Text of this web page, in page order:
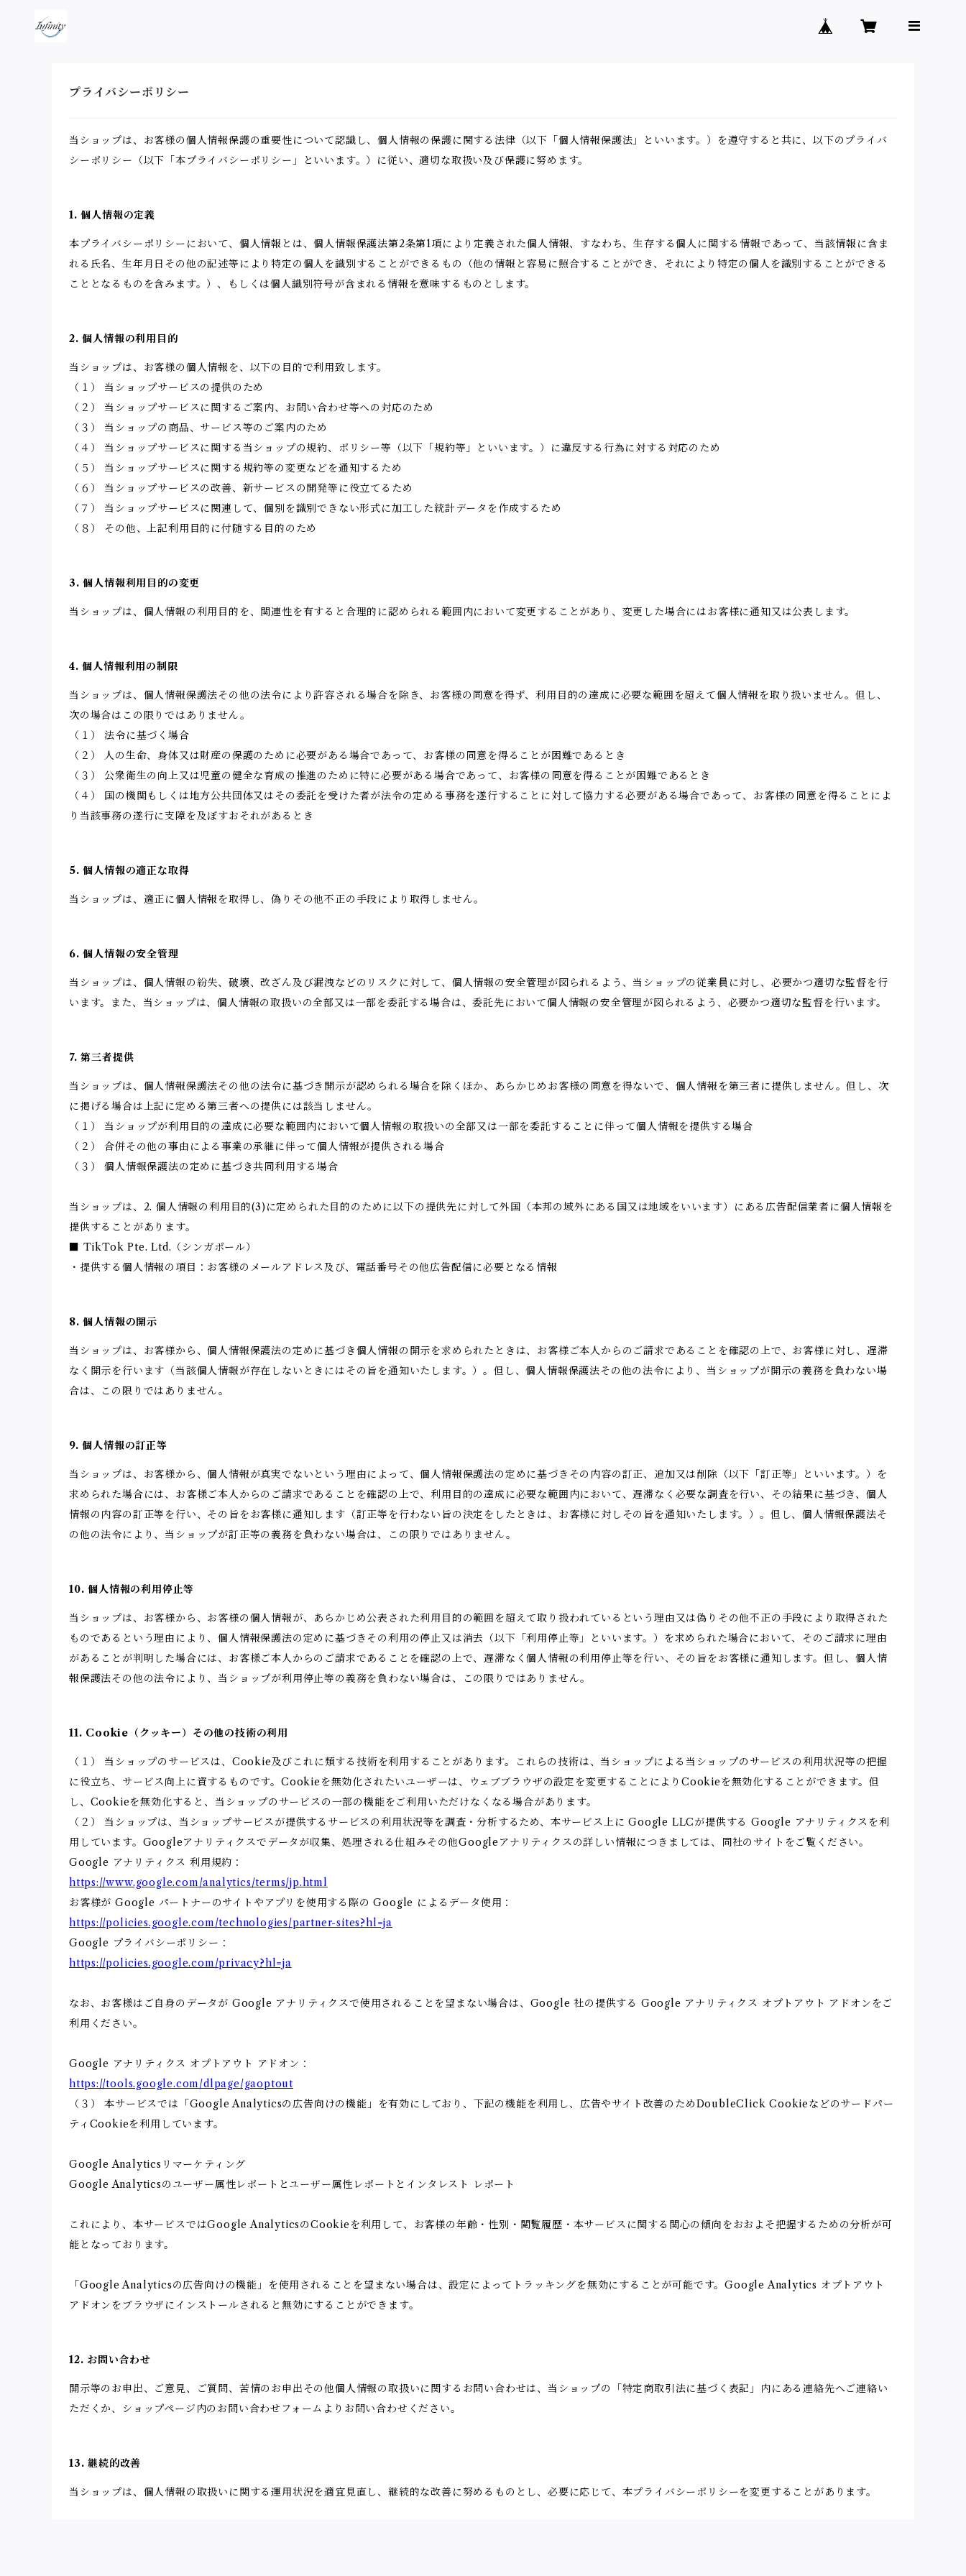
プライバシーポリシー
当ショップは、お客様の個人情報保護の重要性について認識し、個人情報の保護に関する法律（以下「個人情報保護法」といいます。）を遵守すると共に、以下のプライバ
シーポリシー（以下「本プライバシーポリシー」といいます。）に従い、適切な取扱い及び保護に努めます。
1. 個人情報の定義
本プライバシーポリシーにおいて、個人情報とは、個人情報保護法第2条第1項により定義された個人情報、すなわち、生存する個人に関する情報であって、当該情報に含ま
れる氏名、生年月日その他の記述等により特定の個人を識別することができるもの（他の情報と容易に照合することができ、それにより特定の個人を識別することができる
こととなるものを含みます。）、もしくは個人識別符号が含まれる情報を意味するものとします。
2. 個人情報の利用目的
当ショップは、お客様の個人情報を、以下の目的で利用致します。
（１） 当ショップサービスの提供のため
（２） 当ショップサービスに関するご案内、お問い合わせ等への対応のため
（３） 当ショップの商品、サービス等のご案内のため
（４） 当ショップサービスに関する当ショップの規約、ポリシー等（以下「規約等」といいます。）に違反する行為に対する対応のため
（５） 当ショップサービスに関する規約等の変更などを通知するため
（６） 当ショップサービスの改善、新サービスの開発等に役立てるため
（７） 当ショップサービスに関連して、個別を識別できない形式に加工した統計データを作成するため
（８） その他、上記利用目的に付随する目的のため
3. 個人情報利用目的の変更
当ショップは、個人情報の利用目的を、関連性を有すると合理的に認められる範囲内において変更することがあり、変更した場合にはお客様に通知又は公表します。
4. 個人情報利用の制限
当ショップは、個人情報保護法その他の法令により許容される場合を除き、お客様の同意を得ず、利用目的の達成に必要な範囲を超えて個人情報を取り扱いません。但し、
次の場合はこの限りではありません。
（１） 法令に基づく場合
（２） 人の生命、身体又は財産の保護のために必要がある場合であって、お客様の同意を得ることが困難であるとき
（３） 公衆衛生の向上又は児童の健全な育成の推進のために特に必要がある場合であって、お客様の同意を得ることが困難であるとき
（４） 国の機関もしくは地方公共団体又はその委託を受けた者が法令の定める事務を遂行することに対して協力する必要がある場合であって、お客様の同意を得ることによ
り当該事務の遂行に支障を及ぼすおそれがあるとき
5. 個人情報の適正な取得
当ショップは、適正に個人情報を取得し、偽りその他不正の手段により取得しません。
6. 個人情報の安全管理
当ショップは、個人情報の紛失、破壊、改ざん及び漏洩などのリスクに対して、個人情報の安全管理が図られるよう、当ショップの従業員に対し、必要かつ適切な監督を行
います。また、当ショップは、個人情報の取扱いの全部又は一部を委託する場合は、委託先において個人情報の安全管理が図られるよう、必要かつ適切な監督を行います。
7. 第三者提供
当ショップは、個人情報保護法その他の法令に基づき開示が認められる場合を除くほか、あらかじめお客様の同意を得ないで、個人情報を第三者に提供しません。但し、次
に掲げる場合は上記に定める第三者への提供には該当しません。
（１） 当ショップが利用目的の達成に必要な範囲内において個人情報の取扱いの全部又は一部を委託することに伴って個人情報を提供する場合
（２） 合併その他の事由による事業の承継に伴って個人情報が提供される場合
（３） 個人情報保護法の定めに基づき共同利用する場合
当ショップは、2. 個人情報の利用目的(3)に定められた目的のために以下の提供先に対して外国（本邦の域外にある国又は地域をいいます）にある広告配信業者に個人情報を
提供することがあります。
■ TikTok Pte. Ltd.（シンガポール）
・提供する個人情報の項目：お客様のメールアドレス及び、電話番号その他広告配信に必要となる情報
8. 個人情報の開示
当ショップは、お客様から、個人情報保護法の定めに基づき個人情報の開示を求められたときは、お客様ご本人からのご請求であることを確認の上で、お客様に対し、遅滞
なく開示を行います（当該個人情報が存在しないときにはその旨を通知いたします。）。但し、個人情報保護法その他の法令により、当ショップが開示の義務を負わない場
合は、この限りではありません。
9. 個人情報の訂正等
当ショップは、お客様から、個人情報が真実でないという理由によって、個人情報保護法の定めに基づきその内容の訂正、追加又は削除（以下「訂正等」といいます。）を
求められた場合には、お客様ご本人からのご請求であることを確認の上で、利用目的の達成に必要な範囲内において、遅滞なく必要な調査を行い、その結果に基づき、個人
情報の内容の訂正等を行い、その旨をお客様に通知します（訂正等を行わない旨の決定をしたときは、お客様に対しその旨を通知いたします。）。但し、個人情報保護法そ
の他の法令により、当ショップが訂正等の義務を負わない場合は、この限りではありません。
10. 個人情報の利用停止等
当ショップは、お客様から、お客様の個人情報が、あらかじめ公表された利用目的の範囲を超えて取り扱われているという理由又は偽りその他不正の手段により取得された
ものであるという理由により、個人情報保護法の定めに基づきその利用の停止又は消去（以下「利用停止等」といいます。）を求められた場合において、そのご請求に理由
があることが判明した場合には、お客様ご本人からのご請求であることを確認の上で、遅滞なく個人情報の利用停止等を行い、その旨をお客様に通知します。但し、個人情
報保護法その他の法令により、当ショップが利用停止等の義務を負わない場合は、この限りではありません。
11. Cookie（クッキー）その他の技術の利用
（１） 当ショップのサービスは、Cookie及びこれに類する技術を利用することがあります。これらの技術は、当ショップによる当ショップのサービスの利用状況等の把握
に役立ち、サービス向上に資するものです。Cookieを無効化されたいユーザーは、ウェブブラウザの設定を変更することによりCookieを無効化することができます。但
し、Cookieを無効化すると、当ショップのサービスの一部の機能をご利用いただけなくなる場合があります。
（２） 当ショップは、当ショップサービスが提供するサービスの利用状況等を調査・分析するため、本サービス上に Google LLCが提供する Google アナリティクスを利
用しています。Googleアナリティクスでデータが収集、処理される仕組みその他Googleアナリティクスの詳しい情報につきましては、同社のサイトをご覧ください。
Google アナリティクス 利用規約：
https://www.google.com/analytics/terms/jp.html
お客様が Google パートナーのサイトやアプリを使用する際の Google によるデータ使用：
https://policies.google.com/technologies/partner-sites?hl=ja
Google プライバシーポリシー：
https://policies.google.com/privacy?hl=ja
なお、お客様はご自身のデータが Google アナリティクスで使用されることを望まない場合は、Google 社の提供する Google アナリティクス オプトアウト アドオンをご
利用ください。
Google アナリティクス オプトアウト アドオン：
https://tools.google.com/dlpage/gaoptout
（３） 本サービスでは「Google Analyticsの広告向けの機能」を有効にしており、下記の機能を利用し、広告やサイト改善のためDoubleClick Cookieなどのサードパー
ティCookieを利用しています。
Google Analyticsリマーケティング
Google Analyticsのユーザー属性レポートとユーザー属性レポートとインタレスト レポート
これにより、本サービスではGoogle AnalyticsのCookieを利用して、お客様の年齢・性別・閲覧履歴・本サービスに関する関心の傾向をおおよそ把握するための分析が可
能となっております。
「Google Analyticsの広告向けの機能」を使用されることを望まない場合は、設定によってトラッキングを無効にすることが可能です。Google Analytics オプトアウト
アドオンをブラウザにインストールされると無効にすることができます。
12. お問い合わせ
開示等のお申出、ご意見、ご質問、苦情のお申出その他個人情報の取扱いに関するお問い合わせは、当ショップの「特定商取引法に基づく表記」内にある連絡先へご連絡い
ただくか、ショップページ内のお問い合わせフォームよりお問い合わせください。
13. 継続的改善
当ショップは、個人情報の取扱いに関する運用状況を適宜見直し、継続的な改善に努めるものとし、必要に応じて、本プライバシーポリシーを変更することがあります。